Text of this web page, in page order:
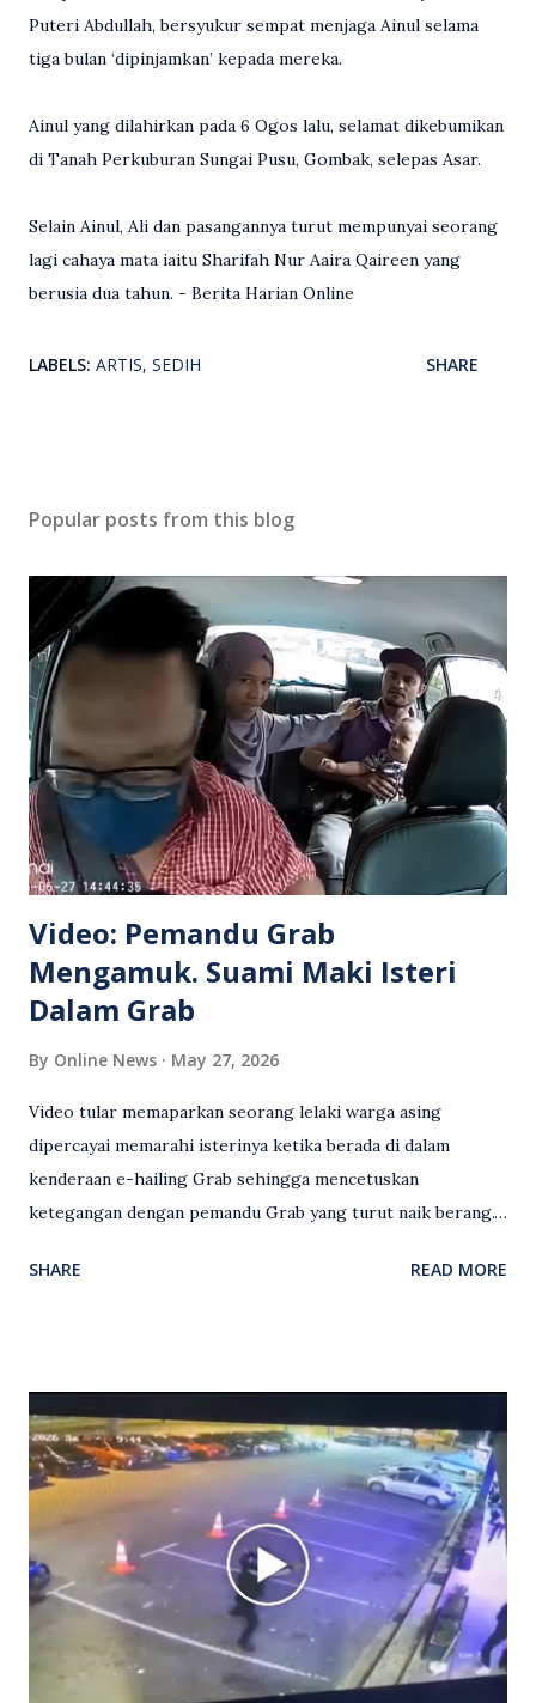
Puteri Abdullah, bersyukur sempat menjaga Ainul selama
tiga bulan ‘dipinjamkan’ kepada mereka.
Ainul yang dilahirkan pada 6 Ogos lalu, selamat dikebumikan
di Tanah Perkuburan Sungai Pusu, Gombak, selepas Asar.
Selain Ainul, Ali dan pasangannya turut mempunyai seorang
lagi cahaya mata iaitu Sharifah Nur Aaira Qaireen yang
berusia dua tahun. - Berita Harian Online
LABELS: ARTIS SEDIH SHARE
Popular posts from this blog
Video: Pemandu Grab
Mengamuk. Suami Maki Isteri
Dalam Grab
By Online News May 27, 2026
Video tular memaparkan seorang lelaki warga asing
dipercayai memarahi isterinya ketika berada di dalam
kenderaan e-hailing Grab sehingga mencetuskan
ketegangan dengan pemandu Grab yang turut naik berang.
antara seorang lelaki warga asing dengan pemandu Grab
Grab bertindak mempertahankan wanita terbabit sebelum
berlaku pertikaman lidah antara kedua-dua pihak. Video
berkenaan kini tular di media sosial dan mendapat pelbagai
reaksi orang ramai. Antara komen orang awam yang tular di
media sosial mengenai insiden tersebut ialah ramai yang
meluahkan rasa marah terhadap tindakan lelaki berkenaan
serta memuji pemandu Grab kerana campur tangan.
Sebahagian netizen turut meminta pihak berkuasa
mengambil tindakan tegas, manakala ada yang bersimpati
SHARE READ MORE